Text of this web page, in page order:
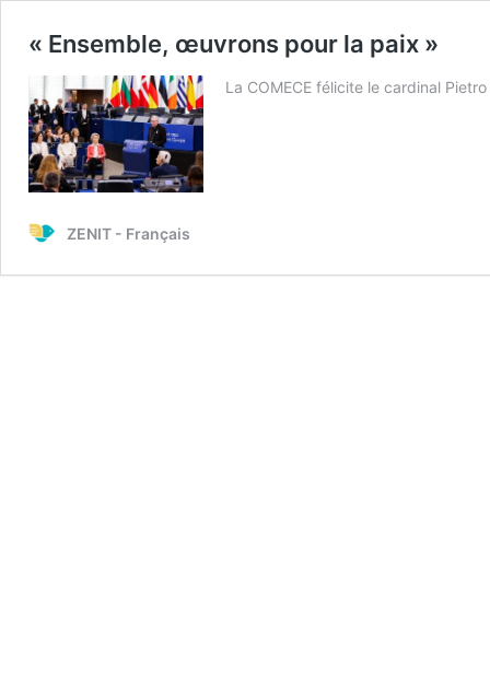
« Ensemble, œuvrons pour la paix »
La COMECE félicite le cardinal
ZENIT - Français